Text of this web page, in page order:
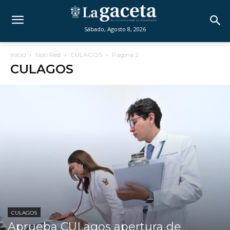
Sábado, Agosto 8, 2026
Inicio Noti Red CULAGOS Página 2
CULAGOS
CULAGOS
Aprueba CULagos apertura de